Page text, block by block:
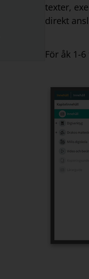
texter,
direkt
För åk 1-